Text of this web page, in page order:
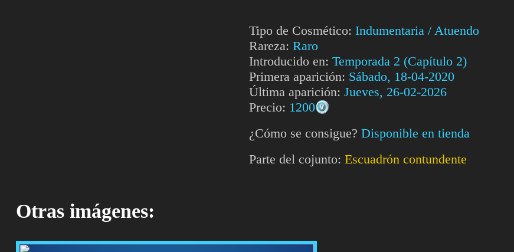
Tipo de Cosmético: Indumentaria / Atuendo
Rareza: Raro
Introducido en: Temporada 2 (Capítulo 2)
Primera aparición: Sábado, 18-04-2020
Última aparición: Jueves, 26-02-2026
Precio: 1200
¿Cómo se consigue? Disponible en tienda
Parte del cojunto: Escuadrón contundente
Otras imágenes: